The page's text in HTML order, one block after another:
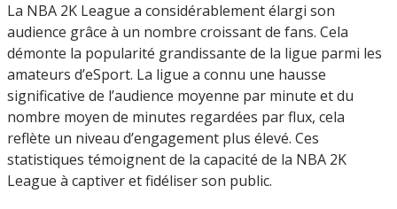
La NBA 2K League a considérablement élargi son
audience grâce à un nombre croissant de fans. Cela
démonte la popularité grandissante de la ligue parmi les
amateurs d’eSport. La ligue a connu une hausse
significative de l’audience moyenne par minute et du
nombre moyen de minutes regardées par flux, cela
reflète un niveau d’engagement plus élevé. Ces
statistiques témoignent de la capacité de la NBA 2K
League à captiver et fidéliser son public.